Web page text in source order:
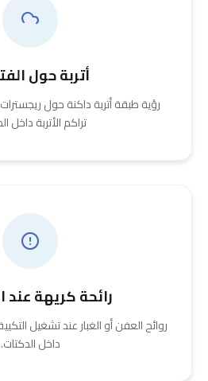
أتربة حول
رؤية طبقة أتربة داكنة حول
تراكم الأتربة داخل
رائحة كريهة عند
روائح العفن أو الغبار عند تشغيل
داخل الدكتات.